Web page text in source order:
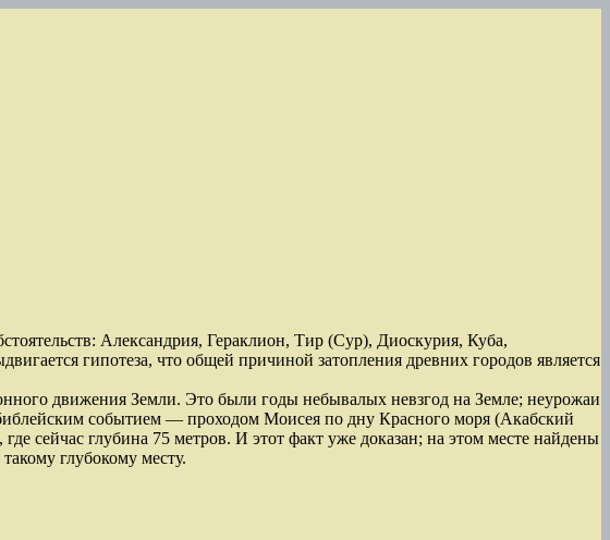
Александрия, Гераклион, Тир (Сур), Диоскурия, Куба,
гипотеза, что общей причиной затопления древних городов является
движения Земли. Это были годы небывалых невзгод на Земле; неурожаи
событием — проходом Моисея по дну Красного моря (Акабский
сейчас глубина 75 метров. И этот факт уже доказан; на этом месте найдены
глубокому месту.